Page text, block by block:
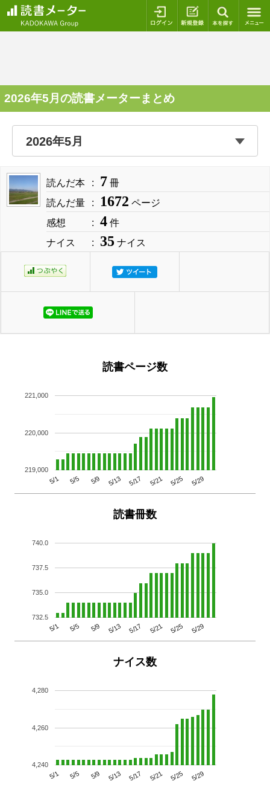
ログイン 新規登録
2026年5月の読書メーターまとめ
読んだ本 7 冊
読んだ量
1672 ページ
感想
4 件
ナイス
35 ナイス
読書ページ数
5/1 5/5 5/9 5/13 5/17 5/21 5/25 5/29
219,000
220,000
221,000
読書冊数
5/1 5/5 5/9 5/13 5/17 5/21 5/25 5/29
732.5
735.0
737.5
740.0
ナイス数
5/1 5/5 5/9 5/13 5/17 5/21 5/25 5/29
4,240
4,260
4,280